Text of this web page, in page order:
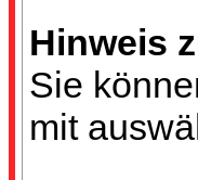
Hinweis
Sie
mit